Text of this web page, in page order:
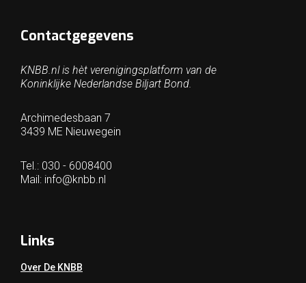
Contactgegevens
KNBB.nl is hèt verenigingsplatform van de
Koninklijke Nederlandse Biljart Bond.
Archimedesbaan 7
3439 ME Nieuwegein
Tel.: 030 - 6008400
Mail: info@knbb.nl
Links
Over De KNBB